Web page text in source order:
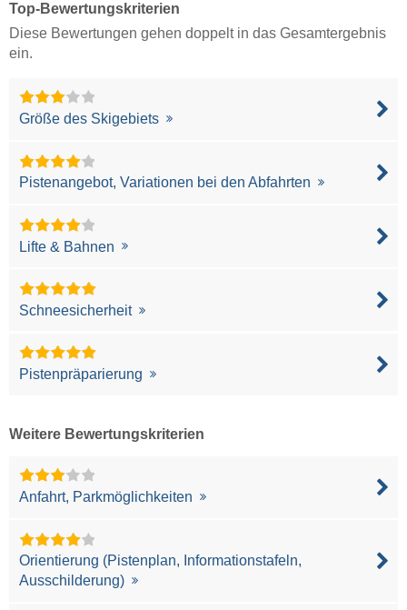
Top-Bewertungskriterien
Diese Bewertungen gehen doppelt in das Gesamtergebnis
ein.
Größe des Skigebiets
Pistenangebot, Variationen bei den Abfahrten
Lifte & Bahnen
Schneesicherheit
Pistenpräparierung
Weitere Bewertungskriterien
Anfahrt, Parkmöglichkeiten
Orientierung (Pistenplan, Informationstafeln,
Ausschilderung)